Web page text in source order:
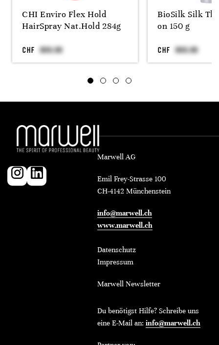
CHI Enviro Flex Hold
HairSpray Nat.Hold 284g
CHF
BioSilk Silk
on 150 g
CHF
Marwell AG
Emil Frey-Strasse 100
CH-4142 Münchenstein
info@marwell.ch
www.marwell.ch
Datenschutz
Impressum
Marwell Newsletter
Du benötigst Hilfe? Schreibe uns
eine E-Mail an: info@marwell.ch